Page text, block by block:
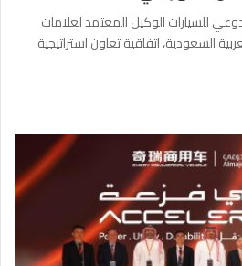
للسيارات الوكيل المعتمد لعلامات
السعودية، اتفاقية تعاون استراتيجية